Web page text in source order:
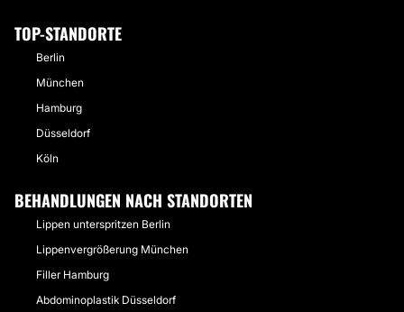
TOP-STANDORTE
Berlin
München
Hamburg
Düsseldorf
Köln
BEHANDLUNGEN NACH STANDORTEN
Lippen unterspritzen Berlin
Lippenvergrößerung München
Filler Hamburg
Abdominoplastik Düsseldorf